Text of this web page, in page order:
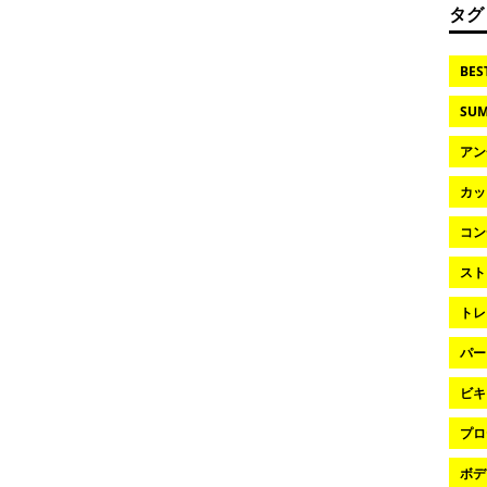
タグ
ア
カ
コ
ス
ト
パ
ビ
プ
ボ